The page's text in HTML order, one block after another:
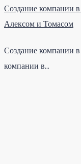
Создание компании
Алексом и Томасом
Создание компании
компании в…